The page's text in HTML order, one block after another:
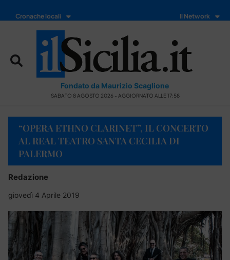
Cronache locali Il Network
Fondato da Maurizio Scaglione
SABATO 8 AGOSTO 2026 - AGGIORNATO ALLE 17:58
“OPERA ETHNO CLARINET”, IL CONCERTO
AL REAL TEATRO SANTA CECILIA DI
PALERMO
Redazione
giovedì 4 Aprile 2019